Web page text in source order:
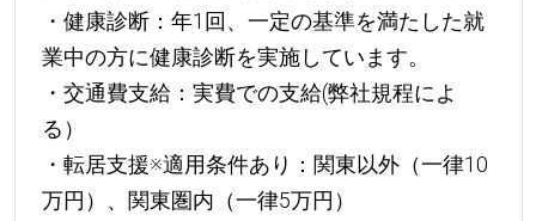
・健康診断：年1回、一定の基準を満たした就
業中の方に健康診断を実施しています。
・交通費支給：実費での支給(弊社規程によ
る）
・転居支援※適用条件あり：関東以外（一律10
万円）、関東圏内（一律5万円）